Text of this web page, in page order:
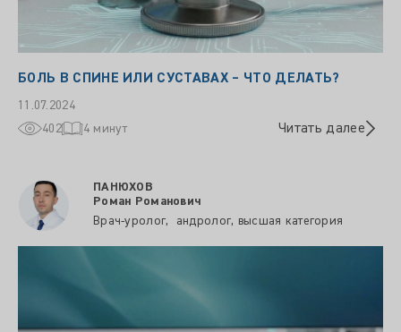
БОЛЬ В СПИНЕ ИЛИ СУСТАВАХ – ЧТО ДЕЛАТЬ?
11.07.2024
402
4 минут Читать далее
ПАНЮХОВ
Роман Романович
Врач-уролог, андролог, высшая категория